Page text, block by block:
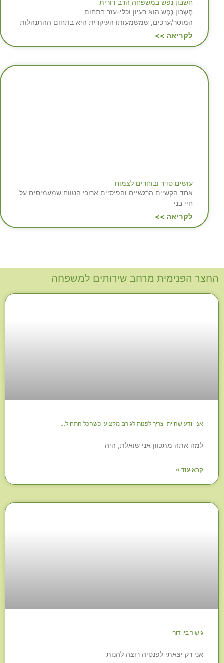
חֶשְׁבּוֹן נֶפֶשׁ במשפחה הרב דורית
חֶשְׁבּוֹן נֶפֶשׁ הוא רעיון וכלי-עזר בתחום
המוסר/ערכים, שמשמעותו העיקרית היא בתחום ההתנהלות
לקריאה >>
עושים סדר ובוחרים לצמוח
אחד הקשיים הרגשיים והפיסיים ארוכי הטווח שמעמיסים על
חיי בני
לקריאה >>
החצר הפנימית מרחב שירותים למשפחה
אני יודע שהייתי צריך לפנות לגורם מקצועי כשהכל התחיל…
למה אתה מתכוון אני שואלת, היה
קרא עוד »
גישור בין דורי
אני רק יצאתי לפנסיה רוצה להנות